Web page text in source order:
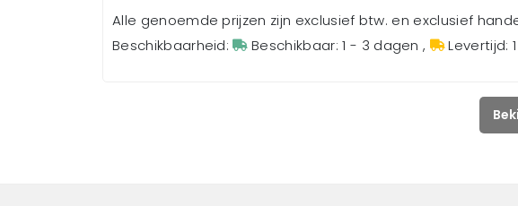
Alle genoemde prijzen zijn exclusief btw. en exclusief
Beschikbaarheid:
Beschikbaar: 1 - 3 dagen , Levertijd: